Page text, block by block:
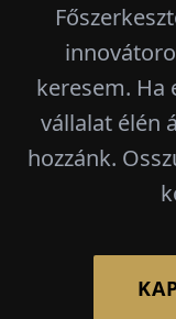
keresem. Ha
vállalat élén
hozzánk.